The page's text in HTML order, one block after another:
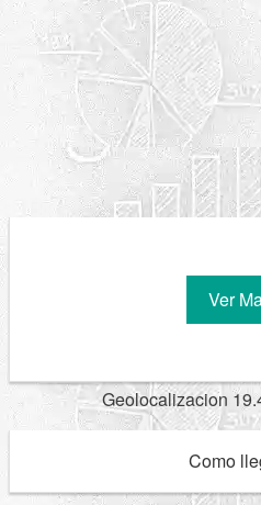
Ver
Geolocalizacion
Como